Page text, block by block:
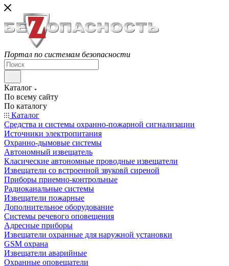
Портал по системам безопасности
Каталог
По всему сайту
По каталогу
Каталог
Средства и системы охранно-пожарной сигнализации
Источники электропитания
Охранно-дымовые системы
Автономный извещатель
Класические автономные проводные извещатели
Извещатели со встроенной звуковй сиреной
Приборы приемно-контрольные
Радиоканальные системы
Извещатели пожарные
Дополнительное оборудование
Системы речевого оповещения
Адресные приборы
Извещатели охранные для наружной установки
GSM охрана
Извещатели аварийные
Охранные оповещатели